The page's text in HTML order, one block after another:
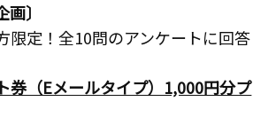
〕
限定！全10問のアンケートに回答
券（Eメールタイプ）1,000円分プ